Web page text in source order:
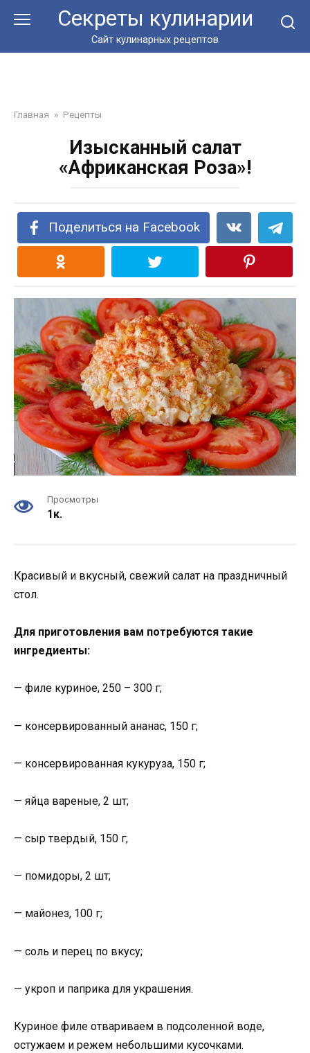
Секреты кулинарии
Сайт кулинарных рецептов
Главная » Рецепты
Изысканный салат
«Африканская Роза»!
Поделиться на Facebook
Просмотры
1к.
Красивый и вкусный, свежий салат на праздничный
стол.
Для приготовления вам потребуются такие
ингредиенты:
— филе куриное, 250 – 300 г;
— консервированный ананас, 150 г;
— консервированная кукуруза, 150 г;
— яйца вареные, 2 шт;
— сыр твердый, 150 г;
— помидоры, 2 шт;
— майонез, 100 г;
— соль и перец по вкусу;
— укроп и паприка для украшения.
Куриное филе отвариваем в подсоленной воде,
остужаем и режем небольшими кусочками.